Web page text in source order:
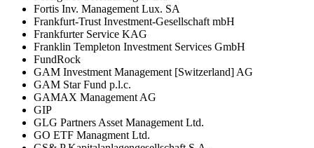
Fortis Inv. Management Lux. SA
Frankfurt-Trust Investment-Gesellschaft mbH
Frankfurter Service KAG
Franklin Templeton Investment Services GmbH
FundRock
GAM Investment Management [Switzerland] AG
GAM Star Fund p.l.c.
GAMAX Management AG
GIP
GLG Partners Asset Management Ltd.
GO ETF Managment Ltd.